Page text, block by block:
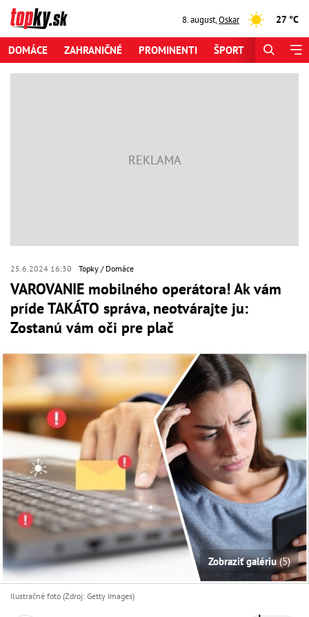
8. august,Oskar 27 °C
DOMÁCE ZAHRANIČNÉ PROMINENTI ŠPORT
25.6.2024 16:30 Topky Domáce
VAROVANIE mobilného operátora! Ak vám
príde TAKÁTO správa, neotvárajte ju:
Zostanú vám oči pre plač
Zobraziť galériu(5)
Ilustračné foto (Zdroj: Getty Images)